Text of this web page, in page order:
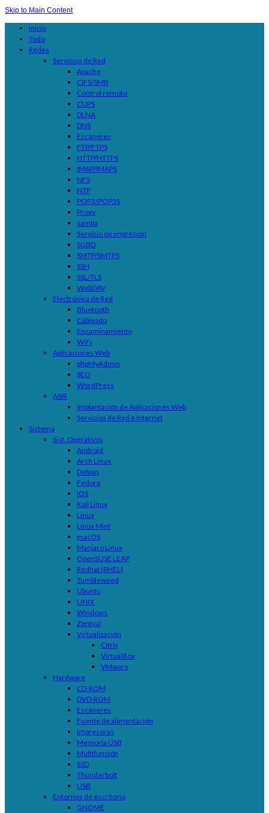
Skip to Main Content
Inicio
Todo
Redes
Servicios de Red
Apache
CIFS/SMB
Control remoto
CUPS
DLNA
DNS
Escáneres
FTP/FTPS
HTTP/HTTPS
IMAP/IMAPS
NFS
NTP
POP3/POP3S
Proxy
samba
Servicio de impresión
SGBD
SMTP/SMTPS
SSH
SSL/TLS
WebDAV
Electrónica de Red
Bluetooth
Cableado
Encaminamiento
WiFi
Aplicaciones Web
phpMyAdmin
SEO
WordPress
ASIR
Implantación de Aplicaciones Web
Servicios de Red e Internet
Sistema
Sist. Operativos
Android
Arch Linux
Debian
Fedora
iOS
Kali Linux
Linux
Linux Mint
macOS
Manjaro Linux
OpenSUSE LEAP
Redhat (RHEL)
Tumbleweed
Ubuntu
UNIX
Windows
Zentyal
Virtualización
Citrix
VirtualBox
VMware
Hardware
CD-ROM
DVD-ROM
Escáneres
Fuente de alimentación
Impresoras
Memoria USB
Multifunción
SSD
Thunderbolt
USB
Entornos de escritorio
GNOME